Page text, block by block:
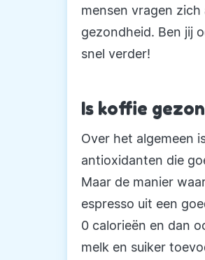
mensen vragen
gezondheid. Ben jij
snel verder!
Is koffie
Over het algemeen
antioxidanten die
Maar de manier
espresso uit een
0 calorieën en dan
melk en suiker